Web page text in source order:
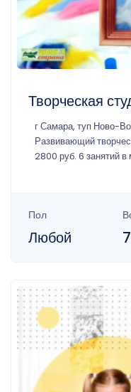
Творческая
г Самара, туп Ново-
Развивающий
2800 руб. 6 занятий в
Пол
Любой